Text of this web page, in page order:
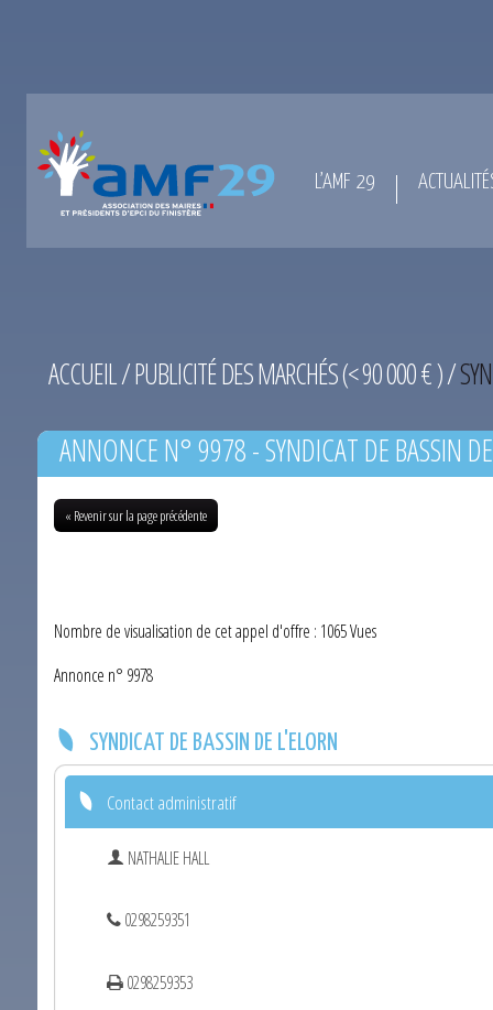
L’AMF 29
ACCUEIL/PUBLICITÉ DES MARCHÉS (< 90 000 € )/
ANNONCE N° 9978 - SYNDICAT DE BASSIN
« Revenir sur la page précédente
Nombre de visualisation de cet appel d'offre : 1065 Vues
Annonce n° 9978
SYNDICAT DE BASSIN DE L'ELORN
Contact administratif
NATHALIE HALL
0298259351
0298259353